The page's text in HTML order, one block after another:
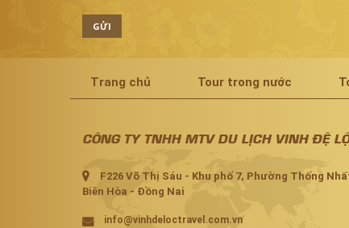
GỬI
Trang chủ Tour trong nước
CÔNG TY TNHH MTV DU LỊCH VINH ĐỆ
F226 Võ Thị Sáu - Khu phố 7, Phường Thống
Biên Hòa - Đồng Nai
info@vinhdeloctravel.com.vn